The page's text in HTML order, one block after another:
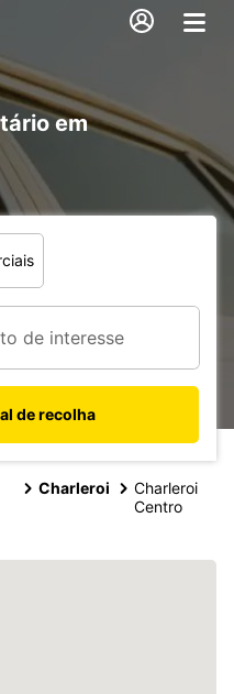
em
de recolha
Charleroi
Charleroi
Centro